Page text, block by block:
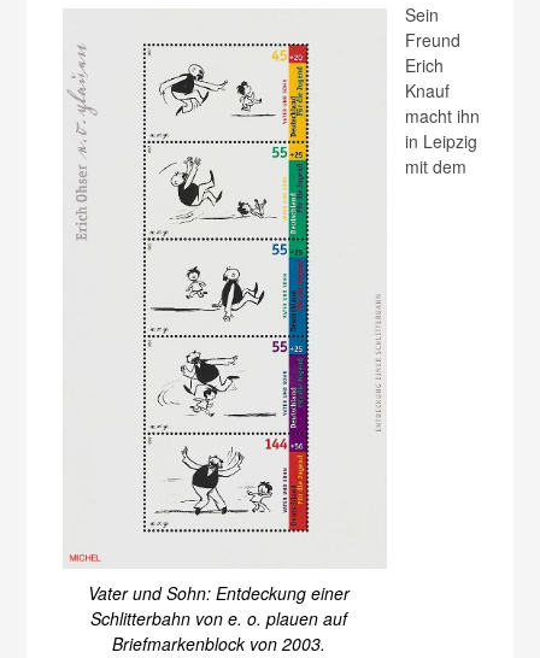
Vater und Sohn: Entdeckung einer
Schlitterbahn von e. o. plauen auf
Briefmarkenblock von 2003.
Sein
Freund
Erich
Knauf
macht ihn
in Leipzig
mit dem